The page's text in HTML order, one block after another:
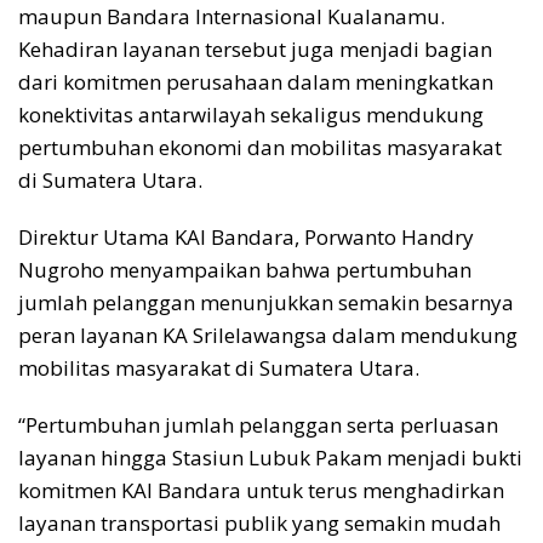
maupun Bandara Internasional Kualanamu.
Kehadiran layanan tersebut juga menjadi bagian
dari komitmen perusahaan dalam meningkatkan
konektivitas antarwilayah sekaligus mendukung
pertumbuhan ekonomi dan mobilitas masyarakat
di Sumatera Utara.
Direktur Utama KAI Bandara, Porwanto Handry
Nugroho menyampaikan bahwa pertumbuhan
jumlah pelanggan menunjukkan semakin besarnya
peran layanan KA Srilelawangsa dalam mendukung
mobilitas masyarakat di Sumatera Utara.
“Pertumbuhan jumlah pelanggan serta perluasan
layanan hingga Stasiun Lubuk Pakam menjadi bukti
komitmen KAI Bandara untuk terus menghadirkan
layanan transportasi publik yang semakin mudah